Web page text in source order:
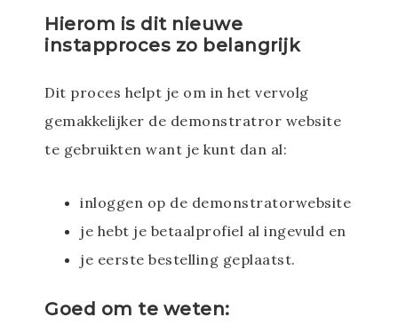
Hierom is dit nieuwe
instapproces zo belangrijk
Dit proces helpt je om in het vervolg
gemakkelijker de demonstratror website
te gebruikten want je kunt dan al:
inloggen op de demonstratorwebsite
je hebt je betaalprofiel al ingevuld en
je eerste bestelling geplaatst.
Goed om te weten: